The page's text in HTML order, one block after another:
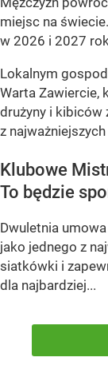
miejsc na
w 2026 i 2027
Lokalnym
Warta Zawiercie,
drużyny i kibiców
z
Klubowe
To będzie
Dwuletnia
jako jednego z
siatkówki i
dla najbardziej...